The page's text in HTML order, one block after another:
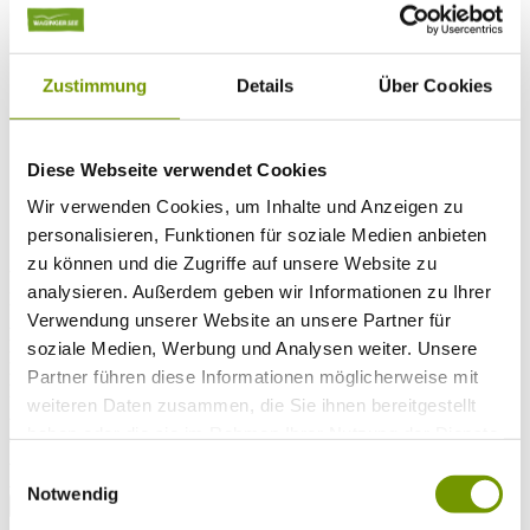
Zustimmung Details Über Cookies
Diese Webseite verwendet Cookies
Wir verwenden Cookies, um Inhalte und Anzeigen zu
personalisieren, Funktionen für soziale Medien anbieten
zu können und die Zugriffe auf unsere Website zu
analysieren. Außerdem geben wir Informationen zu Ihrer
Verwendung unserer Website an unsere Partner für
soziale Medien, Werbung und Analysen weiter. Unsere
Partner führen diese Informationen möglicherweise mit
weiteren Daten zusammen, die Sie ihnen bereitgestellt
Notwendig
Wetter & Webcams
Presse
Bitte wählen Sie einen Ort
Anreise*
Nächte
Erwachsene
Alter Kind 1
Alter Kind 2
suchen